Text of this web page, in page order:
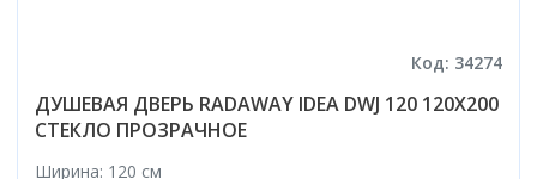
Код: 34274
ДУШЕВАЯ ДВЕРЬ RADAWAY IDEA DWJ 120 120Х200
СТЕКЛО ПРОЗРАЧНОЕ
Ширина: 120 см